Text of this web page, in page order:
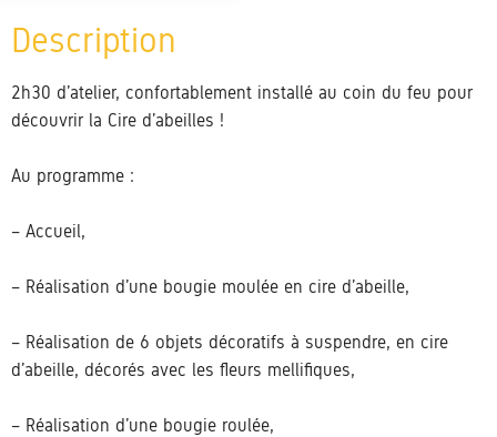
2h30 d’atelier, confortablement installé au coin du feu pour
découvrir la Cire d’abeilles !
Au programme :
– Accueil,
– Réalisation d’une bougie moulée en cire d’abeille,
– Réalisation de 6 objets décoratifs à suspendre, en cire
d’abeille, décorés avec les fleurs mellifiques,
– Réalisation d’une bougie roulée,